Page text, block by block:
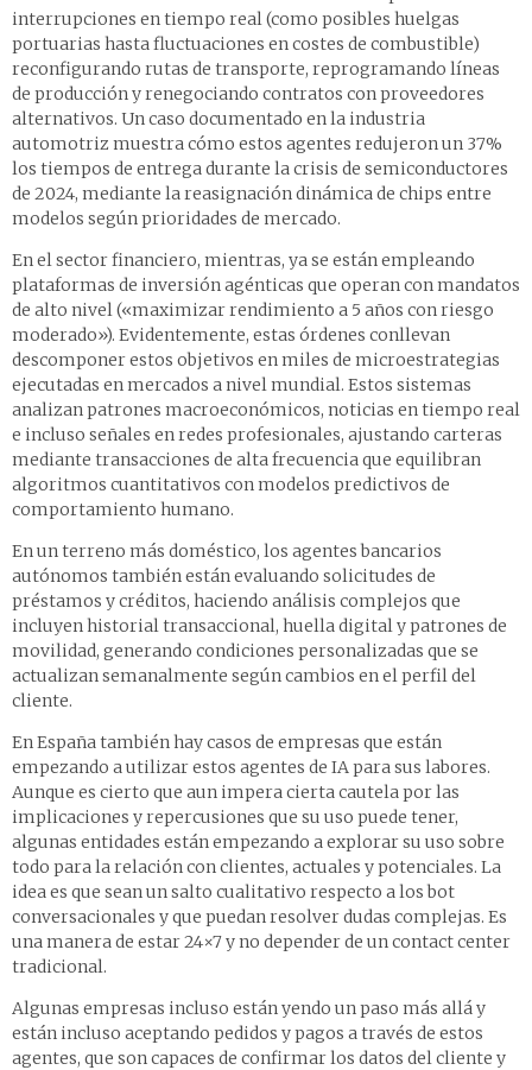
interrupciones en tiempo real (como posibles huelgas
portuarias hasta fluctuaciones en costes de combustible)
reconfigurando rutas de transporte, reprogramando líneas
de producción y renegociando contratos con proveedores
alternativos. Un caso documentado en la industria
automotriz muestra cómo estos agentes redujeron un 37%
los tiempos de entrega durante la crisis de semiconductores
de 2024, mediante la reasignación dinámica de chips entre
modelos según prioridades de mercado.
En el sector financiero, mientras, ya se están empleando
plataformas de inversión agénticas que operan con mandatos
de alto nivel («maximizar rendimiento a 5 años con riesgo
moderado»). Evidentemente, estas órdenes conllevan
descomponer estos objetivos en miles de microestrategias
ejecutadas en mercados a nivel mundial. Estos sistemas
analizan patrones macroeconómicos, noticias en tiempo real
e incluso señales en redes profesionales, ajustando carteras
mediante transacciones de alta frecuencia que equilibran
algoritmos cuantitativos con modelos predictivos de
comportamiento humano.
En un terreno más doméstico, los agentes bancarios
autónomos también están evaluando solicitudes de
préstamos y créditos, haciendo análisis complejos que
incluyen historial transaccional, huella digital y patrones de
movilidad, generando condiciones personalizadas que se
actualizan semanalmente según cambios en el perfil del
cliente.
En España también hay casos de empresas que están
empezando a utilizar estos agentes de IA para sus labores.
Aunque es cierto que aun impera cierta cautela por las
implicaciones y repercusiones que su uso puede tener,
algunas entidades están empezando a explorar su uso sobre
todo para la relación con clientes, actuales y potenciales. La
idea es que sean un salto cualitativo respecto a los bot
conversacionales y que puedan resolver dudas complejas. Es
una manera de estar 24×7 y no depender de un contact center
tradicional.
Algunas empresas incluso están yendo un paso más allá y
están incluso aceptando pedidos y pagos a través de estos
agentes, que son capaces de confirmar los datos del cliente y